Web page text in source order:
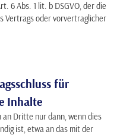
6 Abs. 1 lit. b DSGVO, der die
Vertrags oder vorvertraglicher
für
Inhalte
Dritte nur dann, wenn dies
ist, etwa an das mit der